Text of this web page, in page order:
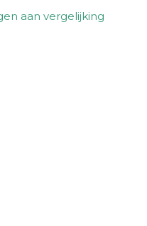
aan vergelijking